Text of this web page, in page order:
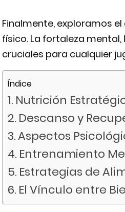
Finalmente, exploramos
físico. La fortaleza
cruciales para cualquier
Índice
Nutrición
Descanso y
Aspectos
Entrenamiento
Estrategias de
El Vínculo entre